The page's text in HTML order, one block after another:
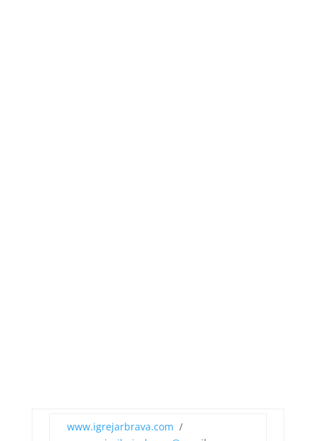
www.igrejarbrava.com /